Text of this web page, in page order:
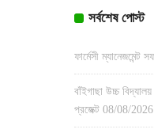
সর্বশেষ পোস্ট
ফার্মেসী
বাঁইগাছা উচ্চ
প্রজেক্ট 08/08/2026